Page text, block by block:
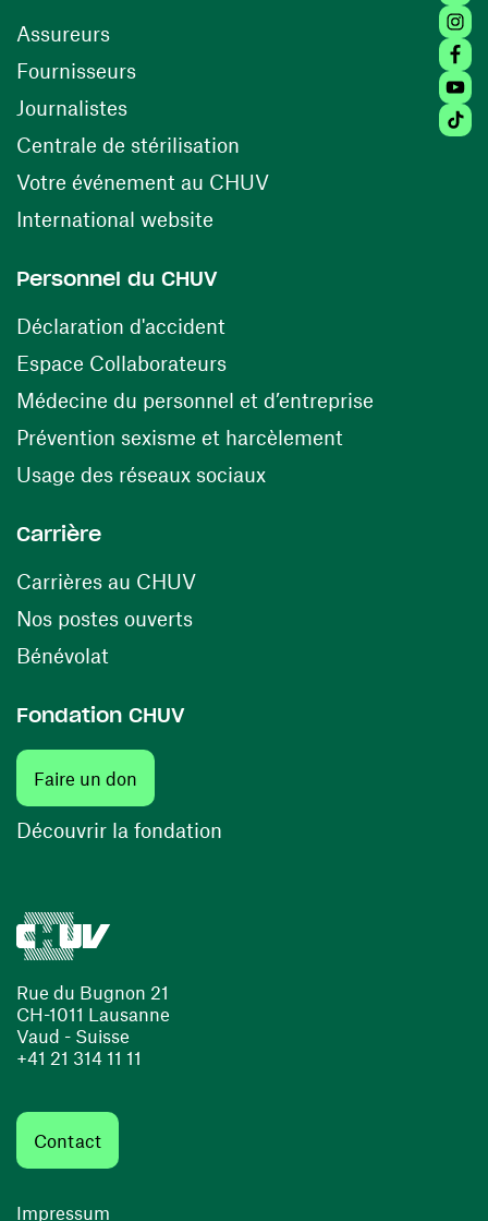
Rue du Bugnon 21
CH-1011 Lausanne
Vaud - Suisse
+41 21 314 11 11
Contact
Impressum
Assureurs
Fournisseurs(opens in a new window)
Journalistes
Centrale de stérilisation (opens in a new window)
Votre événement au CHUV(opens in a new
International website
Personnel du CHUV
Déclaration d'accident
Espace Collaborateurs(opens in a new window)
Médecine du personnel et d’entreprise
Prévention sexisme et harcèlement
Usage des réseaux sociaux(opens in a new
Carrière
Carrières au CHUV(opens in a new window)
Nos postes ouverts(opens in a new window)
Bénévolat
Fondation CHUV
Faire un don
Découvrir la fondation